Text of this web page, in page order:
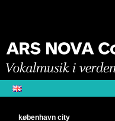
københavn city